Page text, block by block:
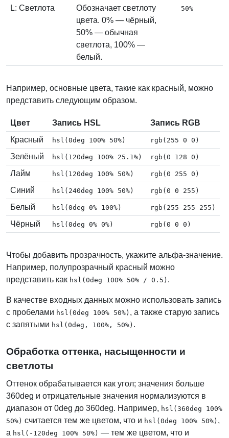
L: Светлота
Обозначает светлоту
цвета. 0% — чёрный,
50% — обычная
светлота, 100% —
белый.
50%
Например, основные цвета, такие как красный, можно
представить следующим образом.
Цвет Запись HSL
Запись RGB
Красный
hsl(0deg 100% 50%) rgb(255 0 0)
Зелёный hsl(120deg 100% 25.1%) rgb(0 128 0)
Лайм hsl(120deg 100% 50%) rgb(0 255 0)
Синий hsl(240deg 100% 50%) rgb(0 0 255)
Белый hsl(0deg 0% 100%) rgb(255 255 255)
Чёрный hsl(0deg 0% 0%) rgb(0 0 0)
Чтобы добавить прозрачность, укажите альфа-значение.
Например, полупрозрачный красный можно
представить как hsl(0deg 100% 50% / 0.5) .
В качестве входных данных можно использовать запись
с пробелами hsl(0deg 100% 50%) , а также старую запись
с запятыми hsl(0deg, 100%, 50%) .
Обработка оттенка, насыщенности и
светлоты
Оттенок обрабатывается как угол; значения больше
360deg и отрицательные значения нормализуются в
диапазон от 0deg до 360deg. Например, hsl(360deg 100%
50%) считается тем же цветом, что и hsl(0deg 100% 50%) ,
а hsl(-120deg 100% 50%) — тем же цветом, что и